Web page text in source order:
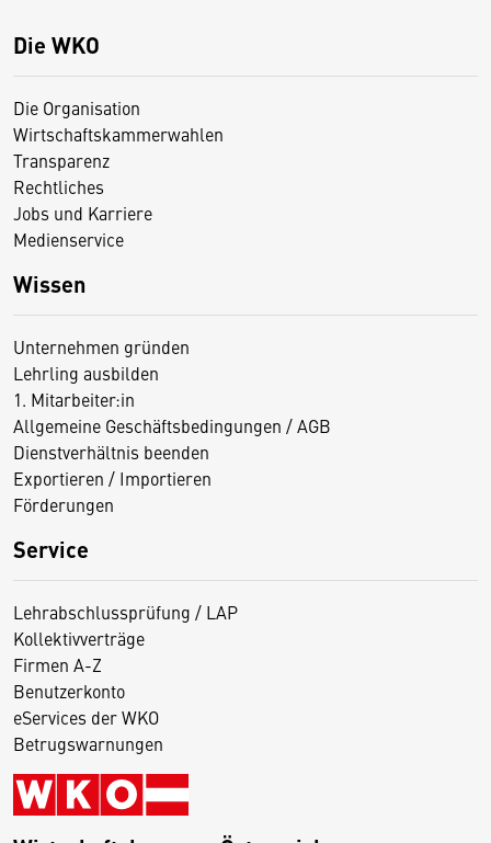
Die WKO
Die Organisation
Wirtschaftskammerwahlen
Transparenz
Rechtliches
Jobs und Karriere
Medienservice
Wissen
Unternehmen gründen
Lehrling ausbilden
1. Mitarbeiter:in
Allgemeine Geschäftsbedingungen / AGB
Dienstverhältnis beenden
Exportieren / Importieren
Förderungen
Service
Lehrabschlussprüfung / LAP
Kollektivverträge
Firmen A-Z
Benutzerkonto
eServices der WKO
Betrugswarnungen